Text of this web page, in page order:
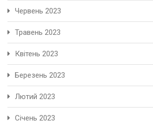
Червень 2023
Травень 2023
Квітень 2023
Березень 2023
Лютий 2023
Січень 2023